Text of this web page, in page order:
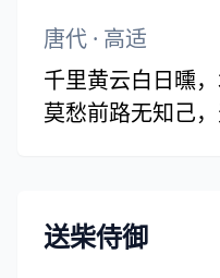
唐代 · 高适
千里黄云白日曛
莫愁前路无知己
送柴侍御